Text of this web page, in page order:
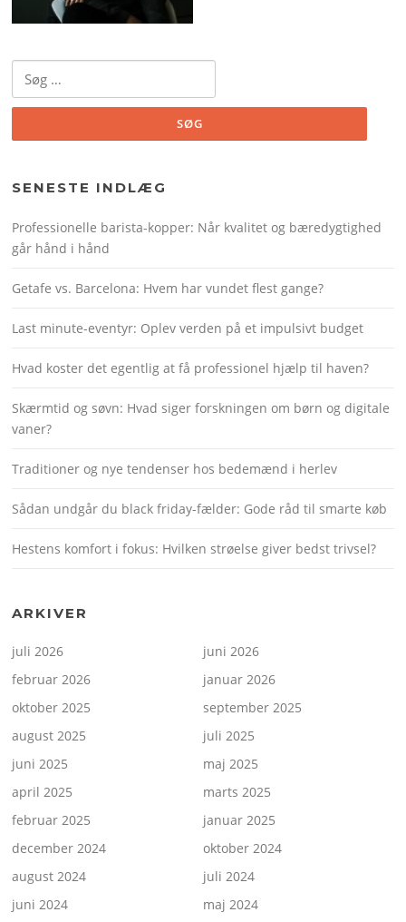
efter:
SENESTE INDLÆG
Professionelle barista-kopper: Når kvalitet og bæredygtighed
går hånd i hånd
Getafe vs. Barcelona: Hvem har vundet flest gange?
Last minute-eventyr: Oplev verden på et impulsivt budget
Hvad koster det egentlig at få professionel hjælp til haven?
Skærmtid og søvn: Hvad siger forskningen om børn og digitale
vaner?
Traditioner og nye tendenser hos bedemænd i herlev
Sådan undgår du black friday-fælder: Gode råd til smarte køb
Hestens komfort i fokus: Hvilken strøelse giver bedst trivsel?
ARKIVER
juli 2026
juni 2026
februar 2026
januar 2026
oktober 2025
september 2025
august 2025
juli 2025
juni 2025
maj 2025
april 2025
marts 2025
februar 2025
januar 2025
december 2024
oktober 2024
august 2024
juli 2024
juni 2024
maj 2024